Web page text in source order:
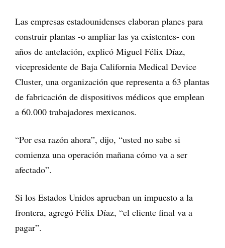
Las empresas estadounidenses elaboran planes para
construir plantas -o ampliar las ya existentes- con
años de antelación, explicó Miguel Félix Díaz,
vicepresidente de Baja California Medical Device
Cluster, una organización que representa a 63 plantas
de fabricación de dispositivos médicos que emplean
a 60.000 trabajadores mexicanos.
“Por esa razón ahora”, dijo, “usted no sabe si
comienza una operación mañana cómo va a ser
afectado”.
Si los Estados Unidos aprueban un impuesto a la
frontera, agregó Félix Díaz, “el cliente final va a
pagar”.